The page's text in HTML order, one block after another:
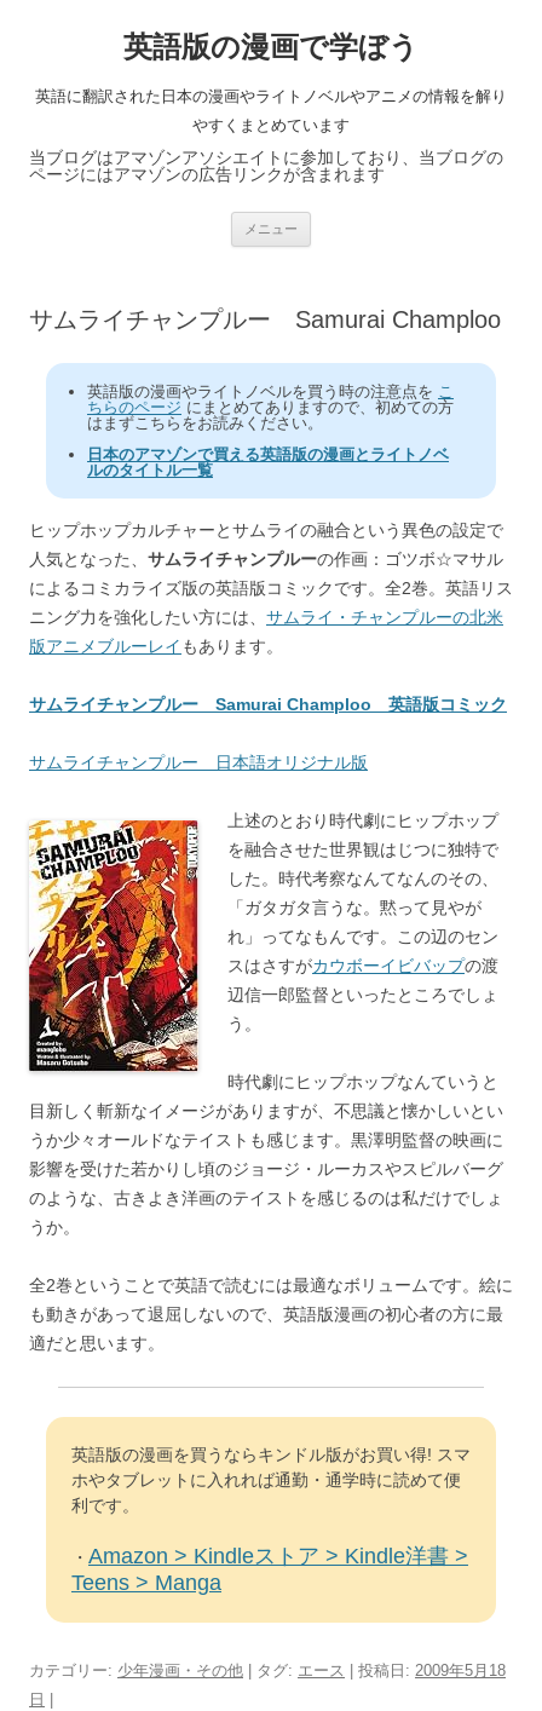
英語版の漫画で学ぼう
英語に翻訳された日本の漫画やライトノベルやアニメの情報を解り
やすくまとめています
当ブログはアマゾンアソシエイトに参加しており、当ブログの
ページにはアマゾンの広告リンクが含まれます
メニュー
ス
サムライチャンプルー Samurai Champloo
英語版の漫画やライトノベルを買う時の注意点を こ
ちらのページ にまとめてありますので、初めての方
はまずこちらをお読みください。
日本のアマゾンで買える英語版の漫画とライトノベ
ルのタイトル一覧
ヒップホップカルチャーとサムライの融合という異色の設定で
人気となった、 サムライチャンプルーの作画：ゴツボ☆マサル
によるコミカライズ版の英語版コミックです。全2巻。英語リス
ニング力を強化したい方には、 サムライ・チャンプルーの北米
版アニメブルーレイ もあります。
サムライチャンプルー Samurai Champloo 英語版コミック
サムライチャンプルー 日本語オリジナル版
上述のとおり時代劇にヒップホップ
を融合させた世界観はじつに独特で
した。時代考察なんてなんのその、
「ガタガタ言うな。黙って見やが
れ」ってなもんです。この辺のセン
スはさすがカウボーイビバップの渡
辺信一郎監督といったところでしょ
う。
時代劇にヒップホップなんていうと
目新しく斬新なイメージがありますが、不思議と懐かしいとい
うか少々オールドなテイストも感じます。黒澤明監督の映画に
影響を受けた若かりし頃のジョージ・ルーカスやスピルバーグ
のような、古きよき洋画のテイストを感じるのは私だけでしょ
うか。
全2巻ということで英語で読むには最適なボリュームです。絵に
も動きがあって退屈しないので、英語版漫画の初心者の方に最
適だと思います。
英語版の漫画を買うならキンドル版がお買い得! スマ
ホやタブレットに入れれば通勤・通学時に読めて便
利です。
・ Amazon > Kindleストア > Kindle洋書 >
Teens > Manga
カテゴリー: 少年漫画・その他 | タグ: エース | 投稿日: 2009年5月18
日